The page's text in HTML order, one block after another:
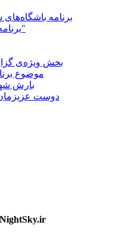
برنامه باشگاه‌های
برنامه ای با نام "باهم به مریخ برویم"
بخش ویژه‌ی
موضوع برنامه
بارش
دوست